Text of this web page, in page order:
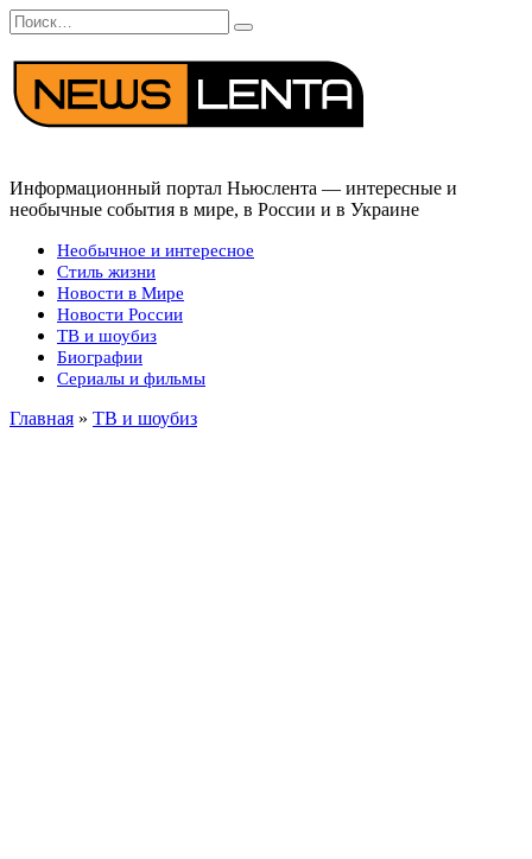
Перейти
к
содержанию
Search
for:
Информационный портал Ньюслента — интересные и
необычные события в мире, в России и в Украине
Необычное и интересное
Стиль жизни
Новости в Мире
Новости России
ТВ и шоубиз
Биографии
Сериалы и фильмы
Главная » ТВ и шоубиз